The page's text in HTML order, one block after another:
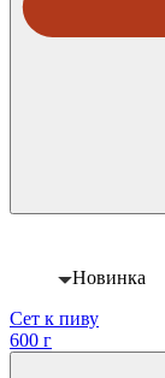
Новинка
Сет к пиву
600 г